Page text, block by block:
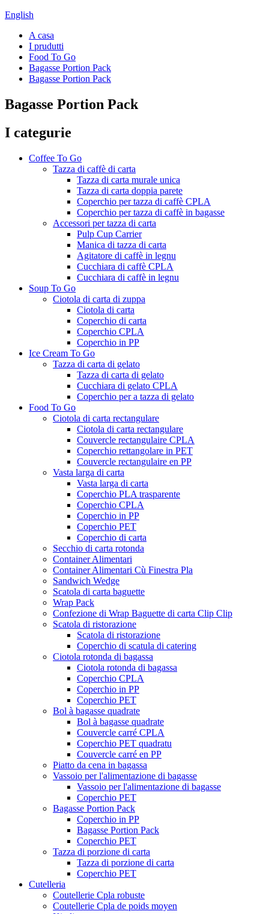
English
A casa
I prudutti
Food To Go
Bagasse Portion Pack
Bagasse Portion Pack
Bagasse Portion Pack
I categurie
Coffee To Go
Tazza di caffè di carta
Tazza di carta murale unica
Tazza di carta doppia parete
Coperchio per tazza di caffè CPLA
Coperchio per tazza di caffè in bagasse
Accessori per tazza di carta
Pulp Cup Carrier
Manica di tazza di carta
Agitatore di caffè in legnu
Cucchiara di caffè CPLA
Cucchiara di caffè in legnu
Soup To Go
Ciotola di carta di zuppa
Ciotola di carta
Coperchio di carta
Coperchio CPLA
Coperchio in PP
Ice Cream To Go
Tazza di carta di gelato
Tazza di carta di gelato
Cucchiara di gelato CPLA
Coperchio per a tazza di gelato
Food To Go
Ciotola di carta rectangulare
Ciotola di carta rectangulare
Couvercle rectangulaire CPLA
Coperchio rettangolare in PET
Couvercle rectangulaire en PP
Vasta larga di carta
Vasta larga di carta
Coperchio PLA trasparente
Coperchio CPLA
Coperchio in PP
Coperchio PET
Coperchio di carta
Secchio di carta rotonda
Container Alimentari
Container Alimentari Cù Finestra Pla
Sandwich Wedge
Scatola di carta baguette
Wrap Pack
Confezione di Wrap Baguette di carta Clip Clip
Scatola di ristorazione
Scatola di ristorazione
Coperchio di scatula di catering
Ciotola rotonda di bagassa
Ciotola rotonda di bagassa
Coperchio CPLA
Coperchio in PP
Coperchio PET
Bol à bagasse quadrate
Bol à bagasse quadrate
Couvercle carré CPLA
Coperchio PET quadratu
Couvercle carré en PP
Piatto da cena in bagassa
Vassoio per l'alimentazione di bagasse
Vassoio per l'alimentazione di bagasse
Coperchio PET
Bagasse Portion Pack
Coperchio in PP
Bagasse Portion Pack
Coperchio PET
Tazza di porzione di carta
Tazza di porzione di carta
Coperchio PET
Cutelleria
Coutellerie Cpla robuste
Coutellerie Cpla de poids moyen